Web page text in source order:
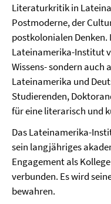
Literaturkritik in
Postmoderne, der
postkolonialen Denken.
Lateinamerika-Institut
Wissens- sondern
Lateinamerika und
Studierenden,
für eine literarisch und
Das Lateinamerika-
sein langjähriges
Engagement als
verbunden. Es wird
bewahren.